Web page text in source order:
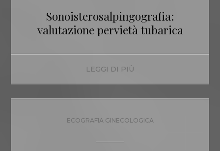
Sonoisterosalpingografia:
valutazione pervietà tubarica
LEGGI DI PIÙ
ECOGRAFIA GINECOLOGICA